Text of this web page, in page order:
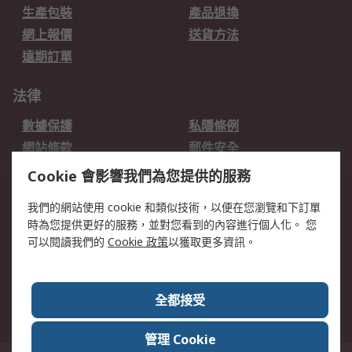
生產包裝
產品退換
網上報價
送貨方法
遠期訂單
法律
數據保護
私隱條例
網站條款
郵件安全
销售条款和条件
關於RS
RS的歷史
關於RS
加入我們
新聞中心
RS銷售條款
Cookie 會影響我們為您提供的服務
我們的網站使用 cookie 和類似技術，以便在您瀏覽和下訂單
時為您提供更好的服務，並對您看到的內容進行個人化。 您
可以閱讀我們的 Cookie 政策以獲取更多資訊。
全都接受
管理 Cookie